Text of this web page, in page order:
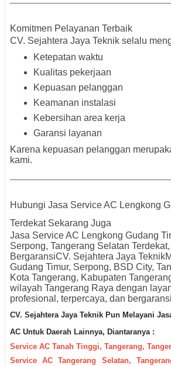
Komitmen Pelayanan Terbaik
CV. Sejahtera Jaya Teknik selalu
Ketepatan waktu
Kualitas pekerjaan
Kepuasan pelanggan
Keamanan instalasi
Kebersihan area kerja
Garansi layanan
Karena kepuasan pelanggan
kami.
Hubungi Jasa Service AC Lengkong
Terdekat Sekarang Juga
Jasa Service AC Lengkong Gudang
Serpong, Tangerang Selatan
BergaransiCV. Sejahtera Jaya
Gudang Timur, Serpong, BSD City,
Kota Tangerang, Kabupaten
wilayah Tangerang Raya dengan
profesional, terpercaya, dan
CV. Sejahtera Jaya Teknik Pun Melayani
AC Untuk Daerah Lainnya, Diantaranya :
Service AC Tanah Tinggi, Tangerang,
Service AC Tangerang Selatan,